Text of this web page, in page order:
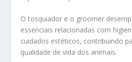
O tosquiador e o groomer
essenciais relacionadas com
cuidados estéticos, contribuindo
qualidade de vida dos animais.